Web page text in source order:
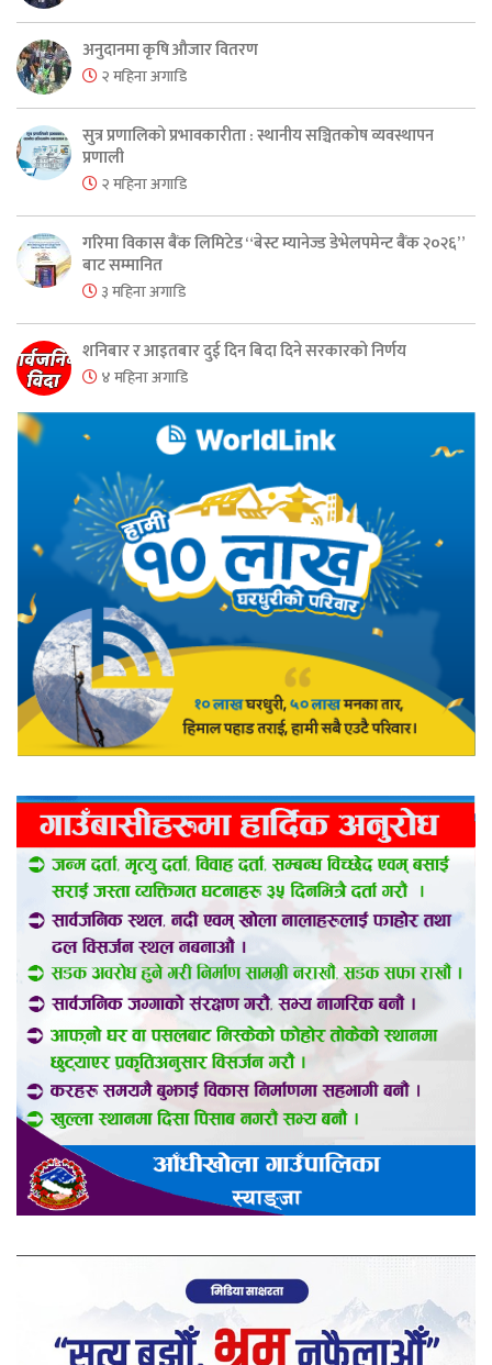
अनुदानमा कृषि औजार वितरण
२ महिना अगाडि
सुत्र प्रणालिको प्रभावकारीता : स्थानीय सञ्चितकोष व्यवस्थापन
प्रणाली
२ महिना अगाडि
गरिमा विकास बैंक लिमिटेड “बेस्ट म्यानेज्ड डेभेलपमेन्ट बैंक २०२६”
बाट सम्मानित
३ महिना अगाडि
शनिबार र आइतबार दुई दिन बिदा दिने सरकारको निर्णय
४ महिना अगाडि